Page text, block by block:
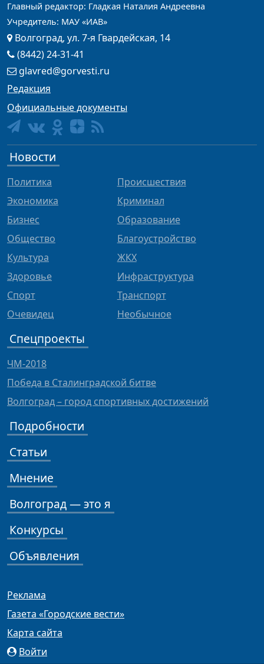
Главный редактор: Гладкая Наталия Андреевна
Учредитель: МАУ «ИАВ»
Волгоград, ул. 7-я Гвардейская, 14
(8442) 24-31-41
glavred@gorvesti.ru
Редакция
Официальные документы
Новости
Политика
Экономика
Бизнес
Общество
Культура
Здоровье
Спорт
Очевидец
Происшествия
Криминал
Образование
Благоустройство
ЖКХ
Инфраструктура
Транспорт
Необычное
Спецпроекты
ЧМ-2018
Победа в Сталинградской битве
Волгоград – город спортивных достижений
Подробности
Статьи
Мнение
Волгоград — это я
Конкурсы
Объявления
Реклама
Газета «Городские вести»
Карта сайта
Войти